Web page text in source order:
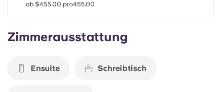
ab $455.00 pro455.00
Zimmerausstattung
Ensuite Schreibtisch